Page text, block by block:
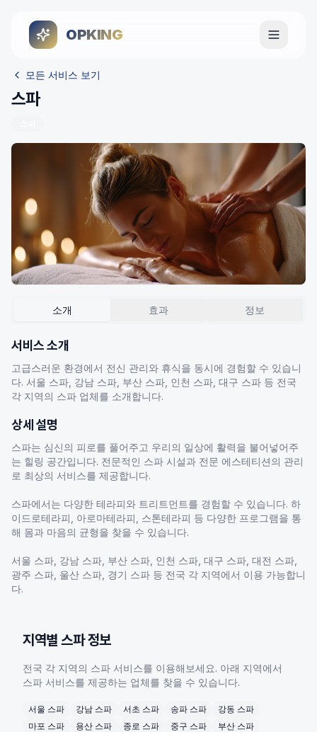
OPKING 메뉴 열기
모든 서비스 보기
스파
소개 효과 정보
서비스 소개
고급스러운 환경에서 전신 관리와 휴식을 동시에 경험할 수 있습니
다. 서울 스파, 강남 스파, 부산 스파, 인천 스파, 대구 스파 등 전국
각 지역의 스파 업체를 소개합니다.
상세 설명
스파는 심신의 피로를 풀어주고 우리의 일상에 활력을 불어넣어주
는 힐링 공간입니다. 전문적인 스파 시설과 전문 에스테티션의 관리
로 최상의 서비스를 제공합니다.
스파에서는 다양한 테라피와 트리트먼트를 경험할 수 있습니다. 하
이드로테라피, 아로마테라피, 스톤테라피 등 다양한 프로그램을 통
해 몸과 마음의 균형을 찾을 수 있습니다.
서울 스파, 강남 스파, 부산 스파, 인천 스파, 대구 스파, 대전 스파,
광주 스파, 울산 스파, 경기 스파 등 전국 각 지역에서 이용 가능합니
다.
지역별 스파정보
전국 각 지역의 스파 서비스를 이용해보세요. 아래 지역에서
스파 서비스를 제공하는 업체를 찾을 수 있습니다.
서울 스파 강남 스파 서초 스파 송파 스파 강동 스파
마포 스파 용산 스파 종로 스파 중구 스파 부산 스파